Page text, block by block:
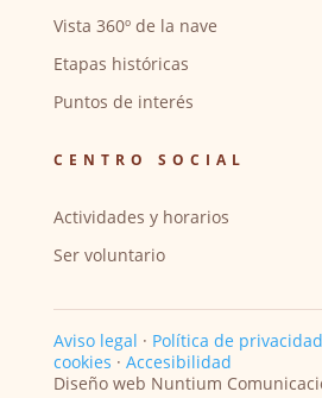
Vista 360º de la nave
Etapas históricas
Puntos de interés
CENTRO SOCIAL
Actividades y horarios
Ser voluntario
Aviso legal · Política de privacidad
cookies · Accesibilidad
Diseño web Nuntium